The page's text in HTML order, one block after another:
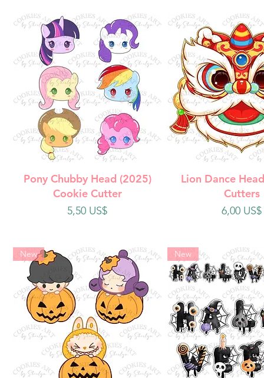
Vista rápida
Pony Chubby Head (2025)
Cookie Cutter
Precio
5,50 US$
Vista
Lion Dance
Cutters
Precio
6,00 US$
New New